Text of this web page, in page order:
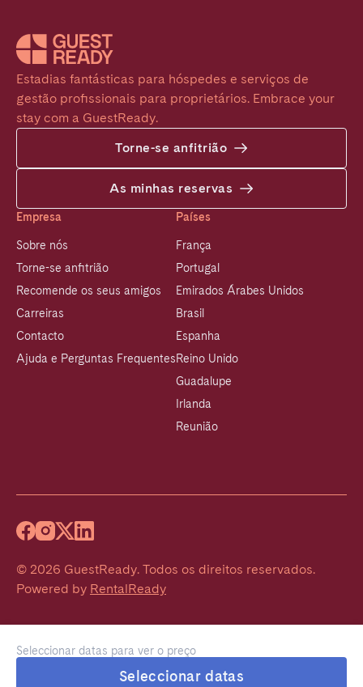
Seleccionar datas para ver o preço
Seleccionar datas
Estadias fantásticas para hóspedes e serviços de
gestão profissionais para proprietários. Embrace your
stay com a GuestReady.
Torne-se anfitrião
As minhas reservas
Empresa
Sobre nós
Torne-se anfitrião
Recomende os seus amigos
Carreiras
Contacto
Ajuda e Perguntas Frequentes
Países
França
Portugal
Emirados Árabes Unidos
Brasil
Espanha
Reino Unido
Guadalupe
Irlanda
Reunião
© 2026 GuestReady. Todos os direitos reservados.
Powered by RentalReady